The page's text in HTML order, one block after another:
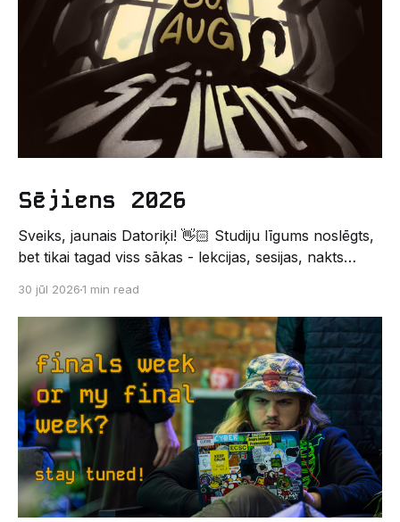
Sējiens 2026
Sveiks, jaunais Datoriķi! 👋🏻 Studiju līgums noslēgts,
bet tikai tagad viss sākas - lekcijas, sesijas, nakts
Un kas gan būtu labāks veids, kā iepazīt savu jauno
dzīvi LU EZTF datoriķu vidē, par došanos uz
leģendāro “Sējienu”? 🐱 Šī pirmsaristoteļa nometne
palīdzēs tev iegūt pirmos draugus, ieskatu studenta
30 jūl 20261 min read